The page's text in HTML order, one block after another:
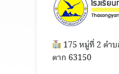
175 หมู่ที่ 2 ตำ
ตาก 63150